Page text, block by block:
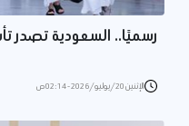
رسميًا.. السعودية تصدر
الإثنين 20/يوليو/2026 - 02:14 ص